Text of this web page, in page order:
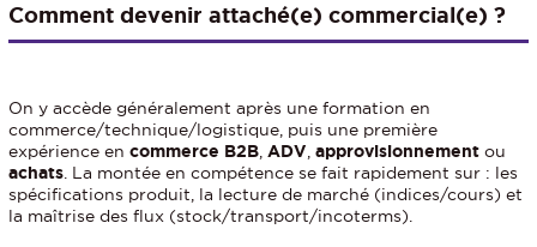
Comment devenir attaché(e) commercial(e) ?
On y accède généralement après une formation en
commerce/technique/logistique, puis une première
expérience en commerce B2B ADV approvisionnement ou
achats . La montée en compétence se fait rapidement sur : les
spécifications produit, la lecture de marché (indices/cours) et
la maîtrise des flux (stock/transport/incoterms).